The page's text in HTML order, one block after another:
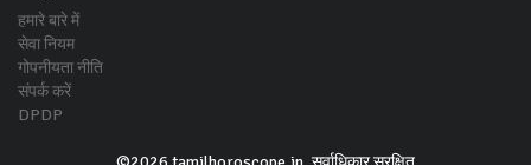
हमारे बारे में
सेवा नियम
गोपनीयता नीति
संपर्क करें
DPDP